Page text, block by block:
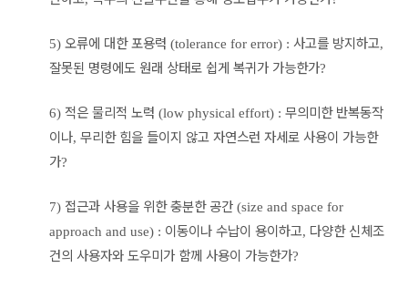
5) 오류에 대한 포용력 (tolerance for error) : 사고를 방지하고,
잘못된 명령에도 원래 상태로 쉽게 복귀가 가능한가?
6) 적은 물리적 노력 (low physical effort) : 무의미한 반복동작
이나, 무리한 힘을 들이지 않고 자연스런 자세로 사용이 가능한
가?
7) 접근과 사용을 위한 충분한 공간 (size and space for
approach and use) : 이동이나 수납이 용이하고, 다양한 신체조
건의 사용자와 도우미가 함께 사용이 가능한가?